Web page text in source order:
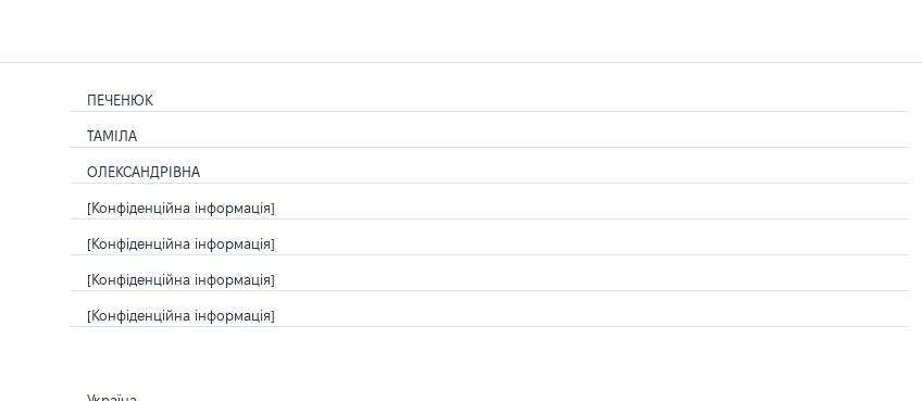
ПЕЧЕНЮК
ТАМІЛА
ОЛЕКСАНДРІВНА
[Конфіденційна інформація]
[Конфіденційна інформація]
[Конфіденційна інформація]
[Конфіденційна інформація]